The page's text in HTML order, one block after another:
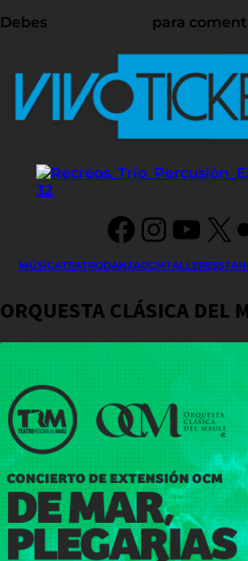
Debes para
Facebook
X
MÚSICATEATRODANZAOCMTALLERES
ORQUESTA CLÁSICA DEL